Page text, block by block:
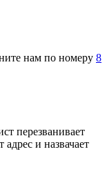
нам по номеру 8
перезванивает
и назвачает